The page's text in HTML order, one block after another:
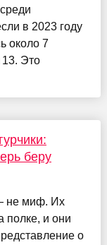
в 2023 году
около 7
13. Это
беру
не миф. Их
полке, и они
о